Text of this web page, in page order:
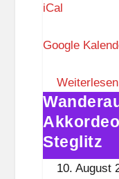
u
S
t
e
g
l
i
iCal
Google
Weiterlesen
„600
Akkordeons"
im
Forum
Steglitz
10. August